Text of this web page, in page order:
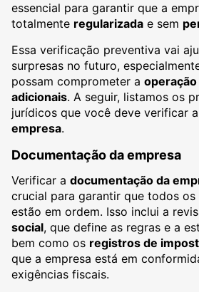
essencial para garantir que a
totalmente regularizada e sem
Essa verificação preventiva vai
surpresas no futuro,
possam comprometer a operação
adicionais. A seguir, listamos os
jurídicos que você deve verificar
empresa.
Documentação da empresa
Verificar a documentação da
crucial para garantir que todos
estão em ordem. Isso inclui a
social, que define as regras e a
bem como os registros de
que a empresa está em
exigências fiscais.